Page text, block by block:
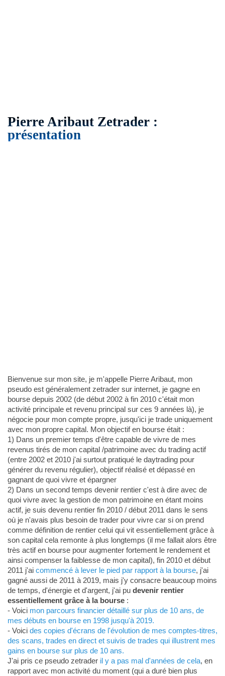
Pierre Aribaut Zetrader :
présentation
Bienvenue sur mon site, je m'appelle Pierre Aribaut, mon
pseudo est généralement zetrader sur internet, je gagne en
bourse depuis 2002 (de début 2002 à fin 2010 c'était mon
activité principale et revenu principal sur ces 9 années là), je
négocie pour mon compte propre, jusqu'ici je trade uniquement
avec mon propre capital. Mon objectif en bourse était :
1) Dans un premier temps d'être capable de vivre de mes
revenus tirés de mon capital /patrimoine avec du trading actif
(entre 2002 et 2010 j'ai surtout pratiqué le daytrading pour
générer du revenu régulier), objectif réalisé et dépassé en
gagnant de quoi vivre et épargner
2) Dans un second temps devenir rentier c'est à dire avec de
quoi vivre avec la gestion de mon patrimoine en étant moins
actif, je suis devenu rentier fin 2010 / début 2011 dans le sens
où je n'avais plus besoin de trader pour vivre car si on prend
comme définition de rentier celui qui vit essentiellement grâce à
son capital cela remonte à plus longtemps (il me fallait alors être
très actif en bourse pour augmenter fortement le rendement et
ainsi compenser la faiblesse de mon capital), fin 2010 et début
2011 j'ai commencé à lever le pied par rapport à la bourse, j'ai
gagné aussi de 2011 à 2019, mais j'y consacre beaucoup moins
de temps, d'énergie et d'argent, j'ai pu devenir rentier
essentiellement grâce à la bourse:
- Voici mon parcours financier détaillé sur plus de 10 ans, de
mes débuts en bourse en 1998 jusqu'à 2019.
- Voici des copies d'écrans de l'évolution de mes comptes-titres,
des scans, trades en direct et suivis de trades qui illustrent mes
gains en bourse sur plus de 10 ans.
J'ai pris ce pseudo zetrader il y a pas mal d'années de cela, en
rapport avec mon activité du moment (qui a duré bien plus